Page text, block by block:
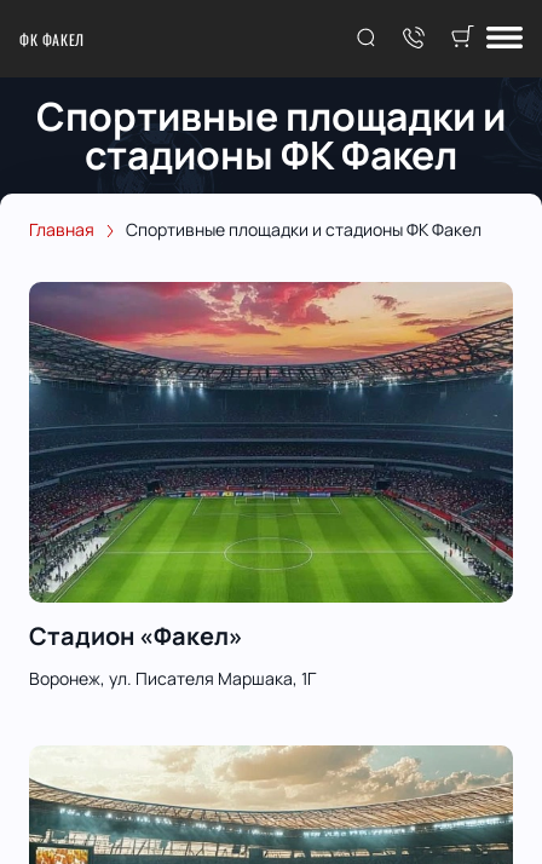
ФК ФАКЕЛ
Спортивные площадки и
стадионы ФК Факел
Главная Спортивные площадки и стадионы ФК Факел
Стадион «Факел»
Воронеж, ул. Писателя Маршака, 1Г